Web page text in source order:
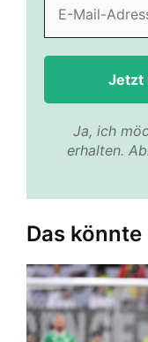
Ja, ich
erhalten.
Das